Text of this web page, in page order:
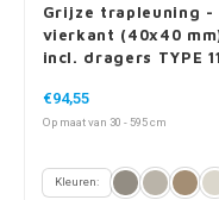
Grijze trapleuning -
vierkant (40x40
incl. dragers TYPE 11
€94,55
Op maat van 30 - 595 cm
Kleuren: